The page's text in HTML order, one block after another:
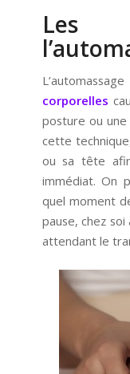
Les
corporelles
posture ou une
cette
ou sa tête
immédiat. On
quel moment
pause, chez
attendant le